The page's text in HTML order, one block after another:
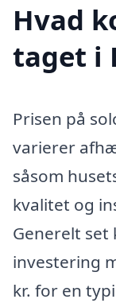
Hvad
taget i
Prisen på
varierer
såsom
kvalitet og
Generelt set
investering
kr. for en